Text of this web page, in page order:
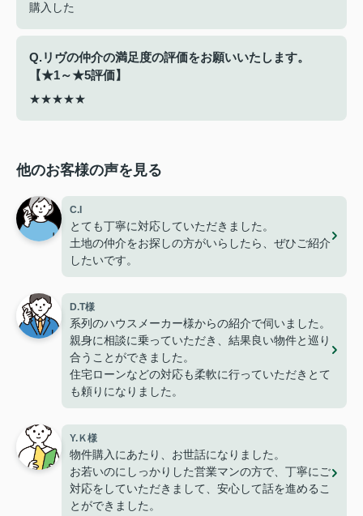
購入した
Q.リヴの仲介の満足度の評価をお願いいたします。
【★1～★5評価】
★★★★★
他のお客様の声を見る
C.I
とても丁寧に対応していただきました。
土地の仲介をお探しの方がいらしたら、ぜひご紹介
したいです。
D.T様
系列のハウスメーカー様からの紹介で伺いました。
親身に相談に乗っていただき、結果良い物件と巡り
合うことができました。
住宅ローンなどの対応も柔軟に行っていただきとて
も頼りになりました。
Y.Ｋ様
物件購入にあたり、お世話になりました。
お若いのにしっかりした営業マンの方で、丁寧にご
対応をしていただきまして、安心して話を進めるこ
とができました。